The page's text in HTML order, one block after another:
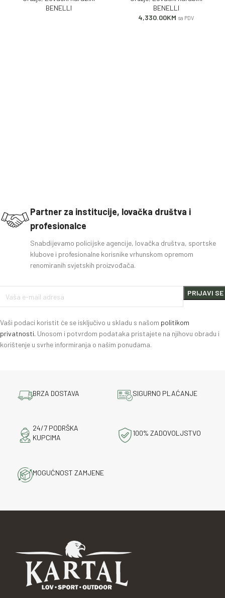
BENELLI
BENELLI
4,330.00KM sa PDV
Partner za institucije, lovačka društva i
profesionalce
Snabdijevamo policijske agencije, lovačka društva, sportske
klubove i profesionalne korisnike vrhunskom opremom
renomiranih svjetskih proizvođača.
Vaši podaci koristit će se isključivo u skladu s našom politikom
privatnosti. Unosom i potvrdom podataka pristajete na njihovu obradu i
korištenje u svrhe informiranja o našim ponudama.
BRZA DOSTAVA SIGURNO PLAĆANJE
24/7 PODRŠKA
KUPCIMA
100% ZADOVOLJSTVO
MOGUĆNOST ZAMJENE